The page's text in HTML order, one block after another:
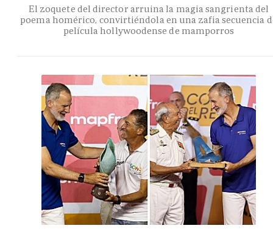
El zoquete del director arruina la magia sangrienta del
poema homérico, convirtiéndola en una zafia secuencia
película hollywoodense de mamporros